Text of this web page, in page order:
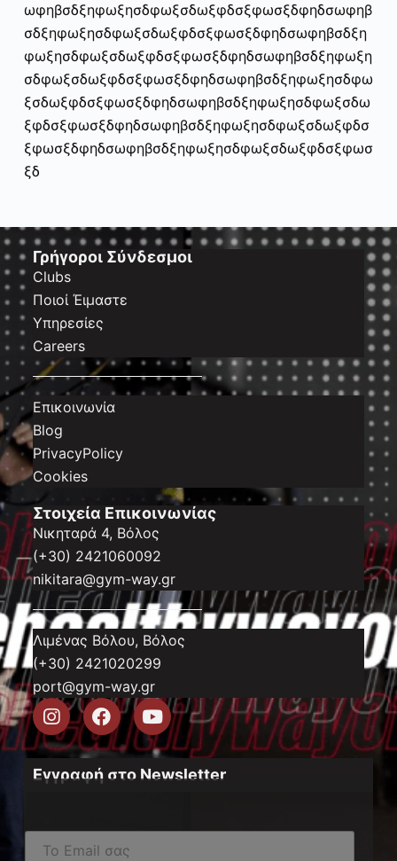
ωφηβσδξηφωξησδφωξσδωξφδσξφωσξδφηδσωφηβ
σδξηφωξησδφωξσδωξφδσξφωσξδφηδσωφηβσδξη
φωξησδφωξσδωξφδσξφωσξδφηδσωφηβσδξηφωξη
σδφωξσδωξφδσξφωσξδφηδσωφηβσδξηφωξησδφω
ξσδωξφδσξφωσξδφηδσωφηβσδξηφωξησδφωξσδω
ξφδσξφωσξδφηδσωφηβσδξηφωξησδφωξσδωξφδσ
ξφωσξδφηδσωφηβσδξηφωξησδφωξσδωξφδσξφωσ
ξδ
Γρήγοροι Σύνδεσμοι
Clubs
Ποιοί Έιμαστε
Υπηρεσίες
Careers
Επικοινωνία
Blog
PrivacyPolicy
Cookies
Στοιχεία Επικοινωνίας
Νικηταρά 4, Βόλος
(+30) 2421060092
nikitara@gym-way.gr
Λιμένας Βόλου, Βόλος
(+30) 2421020299
port@gym-way.gr
Εγγραφή στο Newsletter